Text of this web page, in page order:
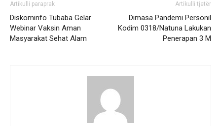
Artikulli paraprak
Diskominfo Tubaba Gelar
Webinar Vaksin Aman
Masyarakat Sehat Alam
Artikulli tjetër
Dimasa Pandemi Personil
Kodim 0318/Natuna Lakukan
Penerapan 3 M